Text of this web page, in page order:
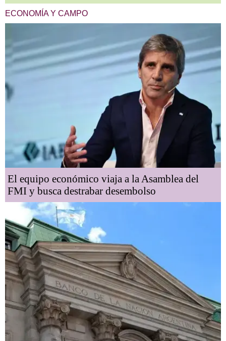
ECONOMÍA Y CAMPO
El equipo económico viaja a la Asamblea del
FMI y busca destrabar desembolso